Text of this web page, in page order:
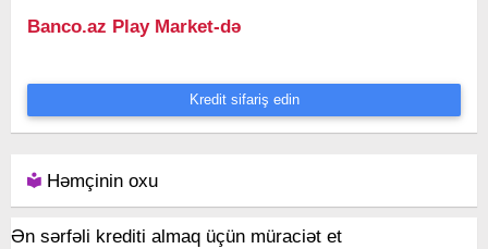
Banco.az Play Market-də
Kredit sifariş edin
Həmçinin oxu
Ən sərfəli krediti almaq üçün müraciət et